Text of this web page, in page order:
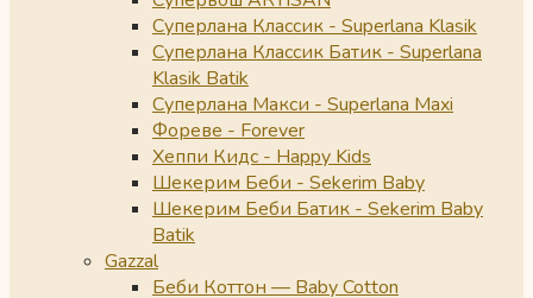
Суперлана Классик - Superlana Klasik
Суперлана Классик Батик - Superlana
Klasik Batik
Суперлана Макси - Superlana Maxi
Фореве - Forever
Хеппи Кидс - Happy Kids
Шекерим Беби - Sekerim Baby
Шекерим Беби Батик - Sekerim Baby
Batik
Gazzal
Беби Коттон — Baby Cotton